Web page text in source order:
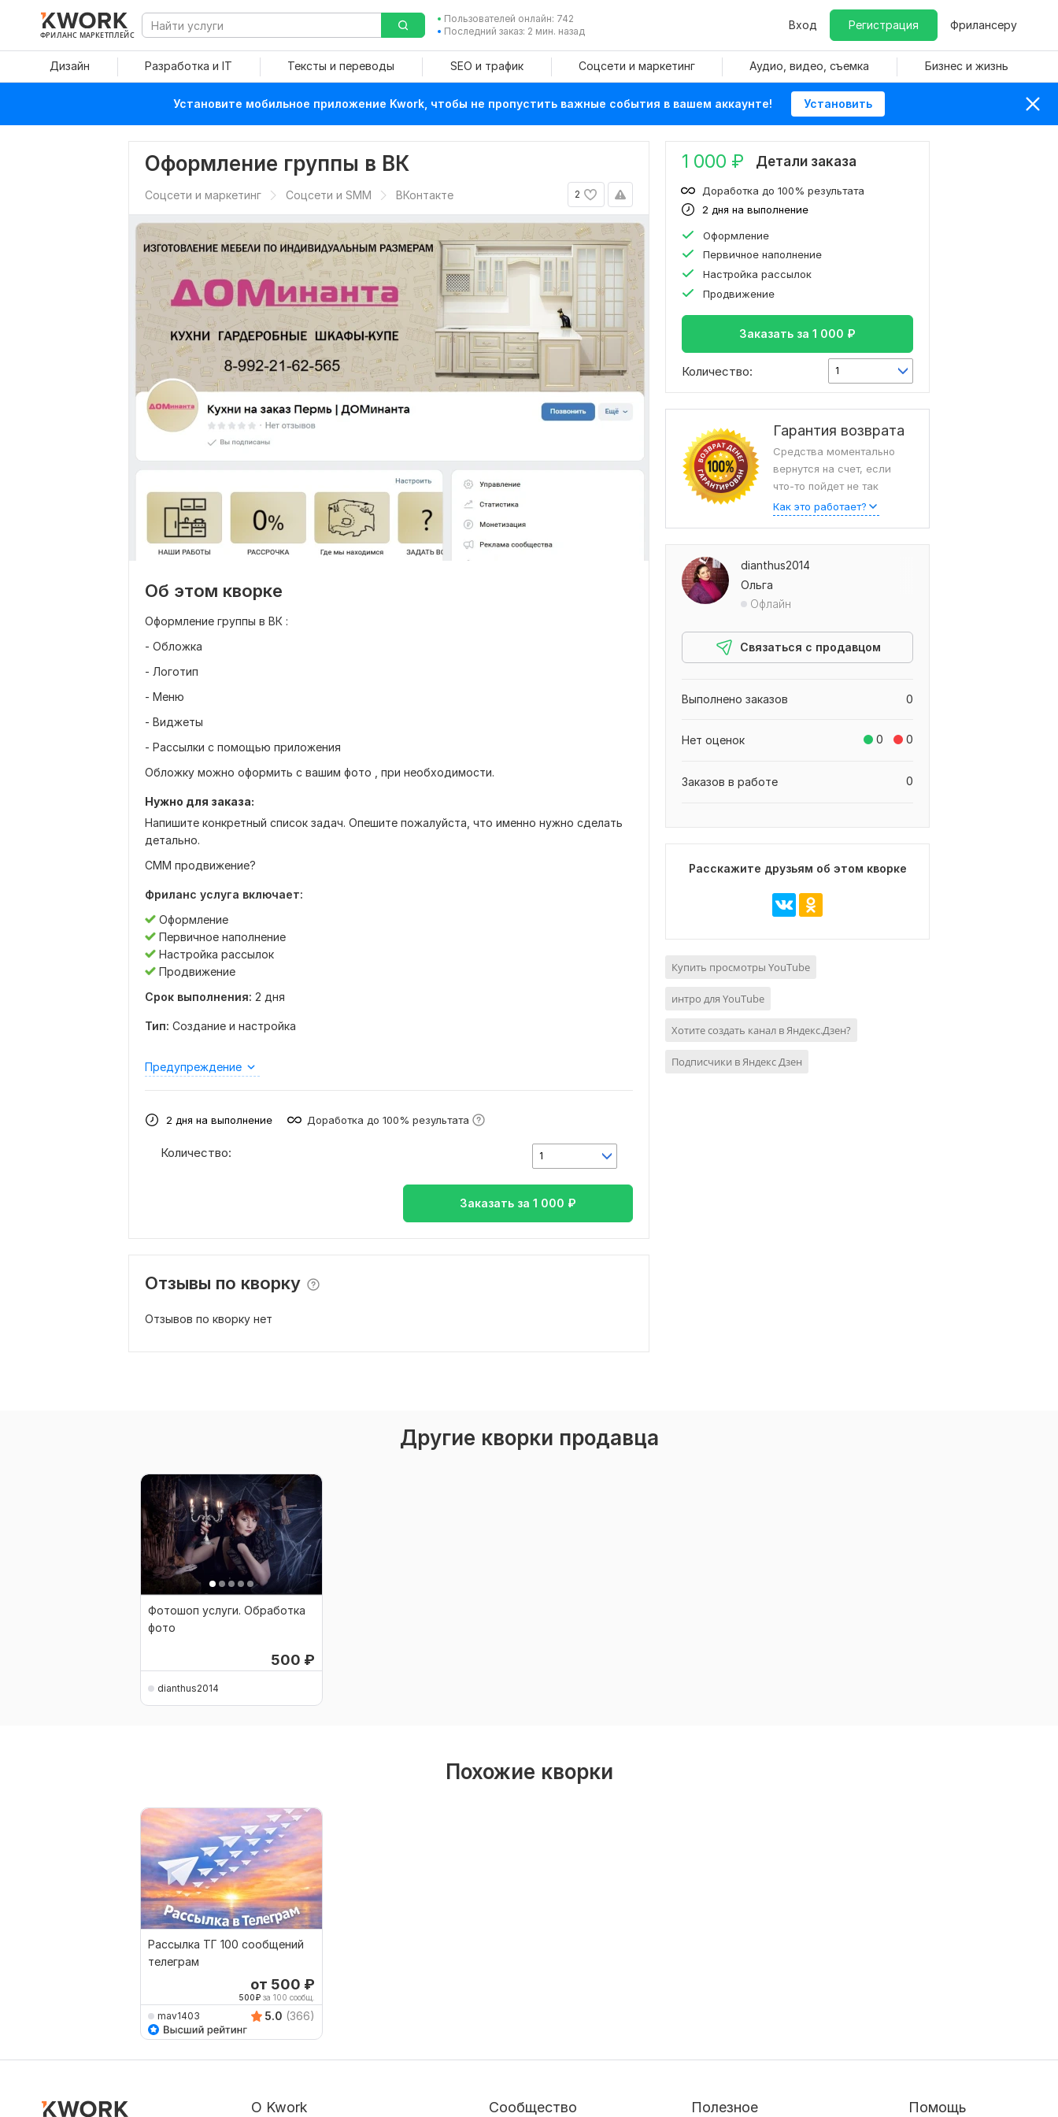
ФРИЛАНС МАРКЕТПЛЕЙС
Пользователей онлайн: 742
Последний заказ: 2 мин. назад
Вход Регистрация Фрилансеру
Дизайн Разработка и IT Тексты и переводы SEO и трафик Соцсети и маркетинг Аудио, видео, съемка Бизнес и жизнь
Установите мобильное приложение Kwork, чтобы не пропустить важные события в вашем аккаунте! Установить
Оформление группы в ВК
2
Соцсети и маркетинг Соцсети и SMM ВКонтакте
Об этом кворке
Оформление группы в ВК :
- Обложка
- Логотип
- Меню
- Виджеты
- Рассылки с помощью приложения
Обложку можно оформить с вашим фото , при необходимости.
Нужно для заказа:
Напишите конкретный список задач. Опешите пожалуйста, что именно нужно сделать
детально.
СММ продвижение?
Фриланс услуга включает:
Оформление
Первичное наполнение
Настройка рассылок
Продвижение
Срок выполнения: 2 дня
Тип: Создание и настройка
Предупреждение
2 дня на выполнение Доработка до 100% результата
1
Количество:
Заказать за 1 000 ₽
Отзывы по кворку
Отзывов по кворку нет
1 000 ₽ Детали заказа
2 дня на выполнение
Доработка до 100% результата
Оформление
Первичное наполнение
Настройка рассылок
Продвижение
Заказать за 1 000 ₽
Количество: 1
Гарантия возврата
Средства моментально
вернутся на счет, если
что-то пойдет не так
Как это работает?
dianthus2014
Ольга
Офлайн
Связаться с продавцом
0
Выполнено заказов
0 0
Нет оценок
0
Заказов в работе
Расскажите друзьям об этом кворке
Купить просмотры YouTube
интро для YouTube
Хотите создать канал в Яндекс.Дзен?
Подписчики в Яндекс Дзен
Другие кворки продавца
Фотошоп услуги. Обработка
фото
500 ₽
dianthus2014
Похожие кворки
Рассылка ТГ 100 сообщений
телеграм
от 500 ₽
500₽ за 100 сообщ.
mav1403 5.0 (366)
О Kwork Сообщество Полезное Помощь